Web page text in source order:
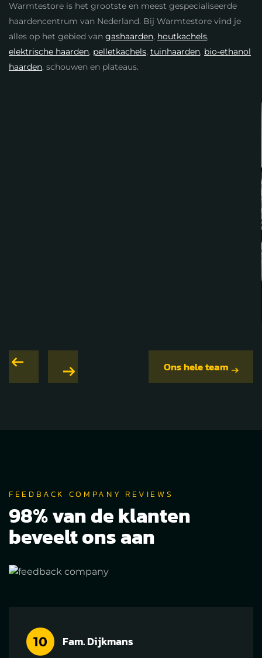
Warmtestore is het grootste en meest gespecialiseerde
haardencentrum van Nederland. Bij Warmtestore vind je
alles op het gebied van gashaarden, houtkachels,
elektrische haarden, pelletkachels, tuinhaarden, bio-ethanol
haarden, schouwen en plateaus.
Ons hele team
FEEDBACK COMPANY REVIEWS
98% van de klanten
beveelt ons aan
10 Fam. Dijkmans